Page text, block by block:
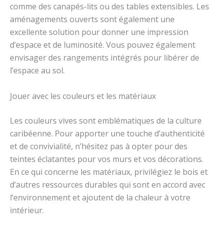
comme des canapés-lits ou des tables extensibles. Les
aménagements ouverts sont également une
excellente solution pour donner une impression
d’espace et de luminosité. Vous pouvez également
envisager des rangements intégrés pour libérer de
l’espace au sol.
Jouer avec les couleurs et les matériaux
Les couleurs vives sont emblématiques de la culture
caribéenne. Pour apporter une touche d’authenticité
et de convivialité, n’hésitez pas à opter pour des
teintes éclatantes pour vos murs et vos décorations.
En ce qui concerne les matériaux, privilégiez le bois et
d’autres ressources durables qui sont en accord avec
l’environnement et ajoutent de la chaleur à votre
intérieur.